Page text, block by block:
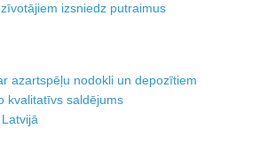
izsniedz putraimus
azartspēļu nodokli un depozītiem
kvalitatīvs saldējums